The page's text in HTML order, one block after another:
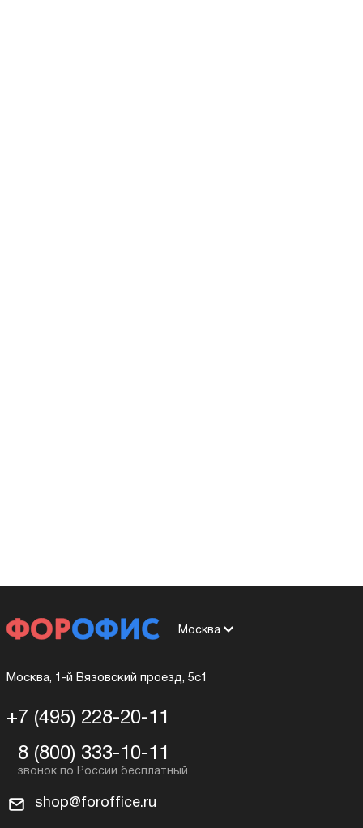
Москва
Москва, 1-й Вязовский проезд, 5с1
+7 (495) 228-20-11
8 (800) 333-10-11
shop@foroffice.ru